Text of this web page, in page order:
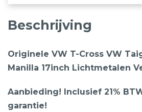
Beschrijving
Originele VW T-Cross VW
Manilla 17inch Lichtmetalen
Aanbieding! Inclusief 21%
garantie!